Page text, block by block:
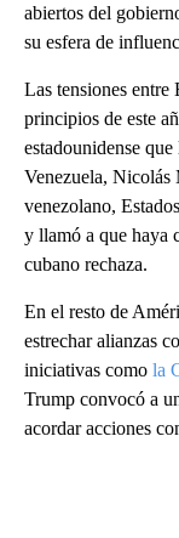
abiertos del
su esfera de
Las tensiones entre
principios de este
estadounidense
Venezuela, Nicolás
venezolano,
y llamó a que haya
cubano rechaza.
En el resto de
estrechar alianzas
iniciativas como la
Trump convocó a
acordar acciones